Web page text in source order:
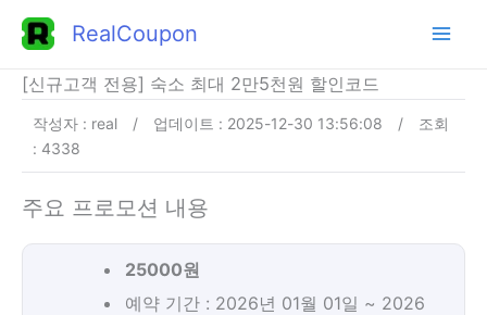
RealCoupon
[신규고객 전용] 숙소 최대 2만5천원 할인코드
작성자 : real / 업데이트 : 2025-12-30 13:56:08 /
조회
: 4338
주요 프로모션 내용
25000원
예약 기간 : 2026년 01월 01일 ~ 2026